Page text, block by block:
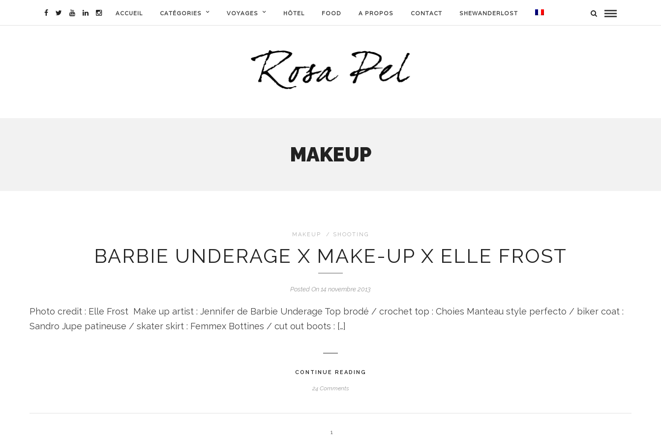
ACCUEIL CATÉGORIES VOYAGES HÔTEL FOOD A PROPOS CONTACT SHEWANDERLOST
MAKEUP
MAKEUP / SHOOTING
BARBIE UNDERAGE X MAKE-UP X ELLE FROST
Posted On 14 novembre 2013
Photo credit : Elle Frost Make up artist : Jennifer de Barbie Underage Top brodé / crochet top : Choies Manteau style perfecto / biker coat :
Sandro Jupe patineuse / skater skirt : Femmex Bottines / cut out boots : […]
CONTINUE READING
24 Comments
1